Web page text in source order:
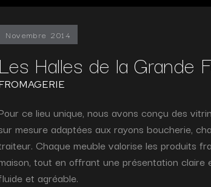
Novembre 2014
Les Halles de la Grande
ce lieu unique, nous avons conçu des
mesure adaptées aux rayons boucherie,
Chaque meuble valorise les produits
tout en offrant une présentation claire
et agréable.